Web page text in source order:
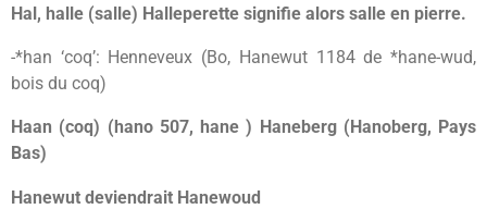
Hal, halle (salle) Halleperette signifie alors salle en pierre.
-*han ‘coq’: Henneveux (Bo, Hanewut 1184 de *hane-wud,
bois du coq)
Haan (coq) (hano 507, hane ) Haneberg (Hanoberg, Pays
Bas)
Hanewut deviendrait Hanewoud